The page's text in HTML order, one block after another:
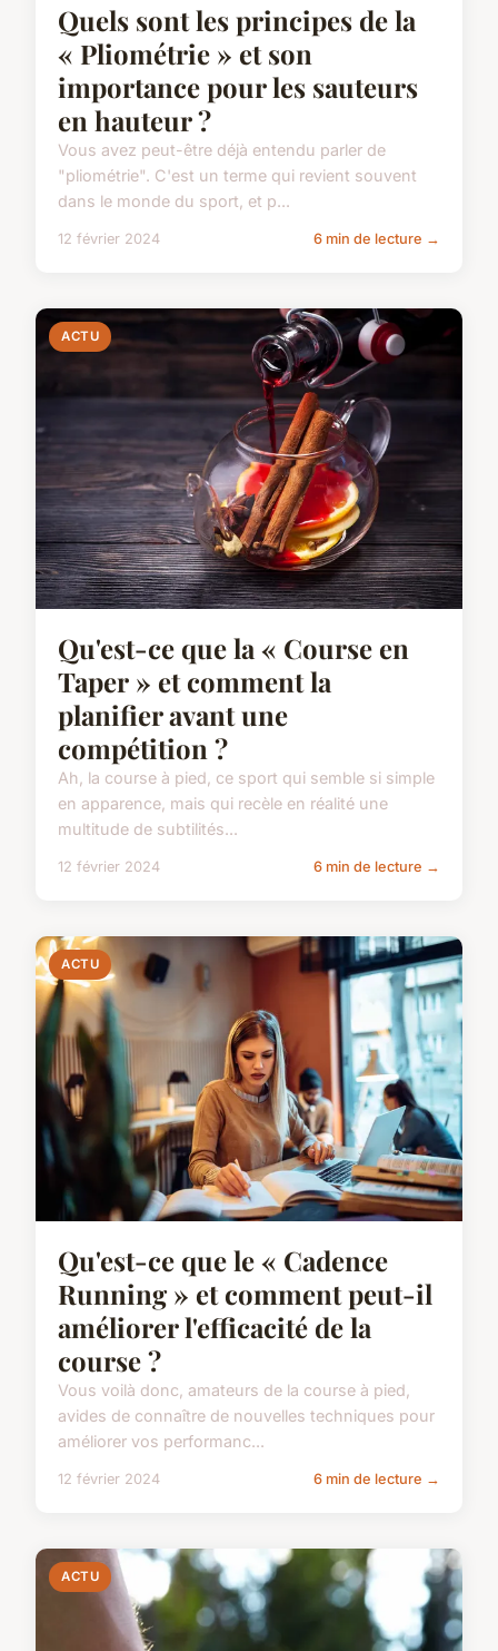
Quels sont les principes de la
« Pliométrie » et son
importance pour les sauteurs
en hauteur ?
Vous avez peut-être déjà entendu parler de
"pliométrie". C'est un terme qui revient souvent
dans le monde du sport, et p...
12 février 2024 6 min de lecture →
ACTU
Qu'est-ce que la « Course en
Taper » et comment la
planifier avant une
compétition ?
Ah, la course à pied, ce sport qui semble si simple
en apparence, mais qui recèle en réalité une
multitude de subtilités...
12 février 2024 6 min de lecture →
ACTU
Qu'est-ce que le « Cadence
Running » et comment peut-il
améliorer l'efficacité de la
course ?
Vous voilà donc, amateurs de la course à pied,
avides de connaître de nouvelles techniques pour
améliorer vos performanc...
12 février 2024 6 min de lecture →
ACTU